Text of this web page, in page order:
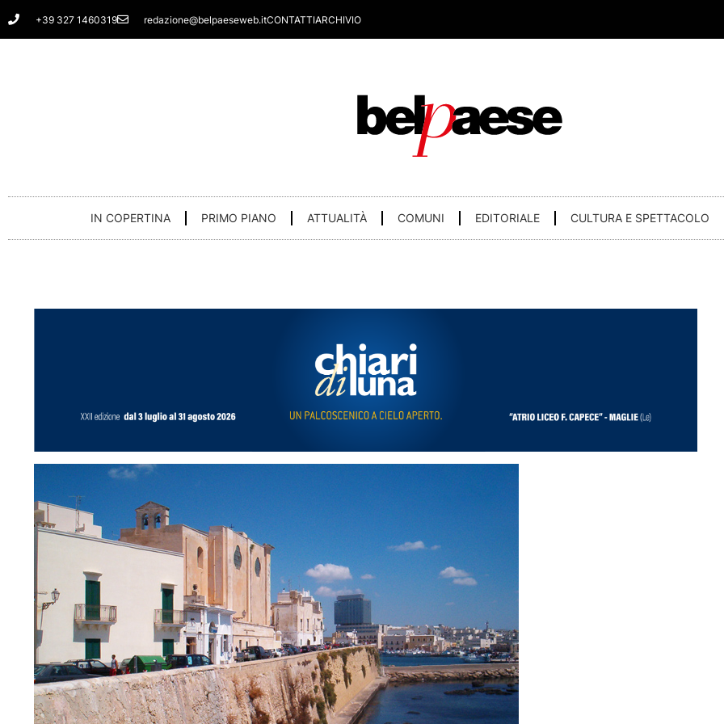
Vai
al
+39 327 1460319 redazione@belpaeseweb.itCONTATTIARCHIVIO
IN COPERTINA PRIMO PIANO ATTUALITÀ COMUNI EDITORIALE CULTURA E SPETTACOLO